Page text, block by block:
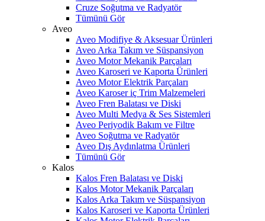
Cruze Soğutma ve Radyatör
Tümünü Gör
Aveo
Aveo Modifiye & Aksesuar Ürünleri
Aveo Arka Takım ve Süspansiyon
Aveo Motor Mekanik Parçaları
Aveo Karoseri ve Kaporta Ürünleri
Aveo Motor Elektrik Parçaları
Aveo Karoser iç Trim Malzemeleri
Aveo Fren Balatası ve Diski
Aveo Multi Medya & Ses Sistemleri
Aveo Periyodik Bakım ve Filtre
Aveo Soğutma ve Radyatör
Aveo Dış Aydınlatma Ürünleri
Tümünü Gör
Kalos
Kalos Fren Balatası ve Diski
Kalos Motor Mekanik Parçaları
Kalos Arka Takım ve Süspansiyon
Kalos Karoseri ve Kaporta Ürünleri